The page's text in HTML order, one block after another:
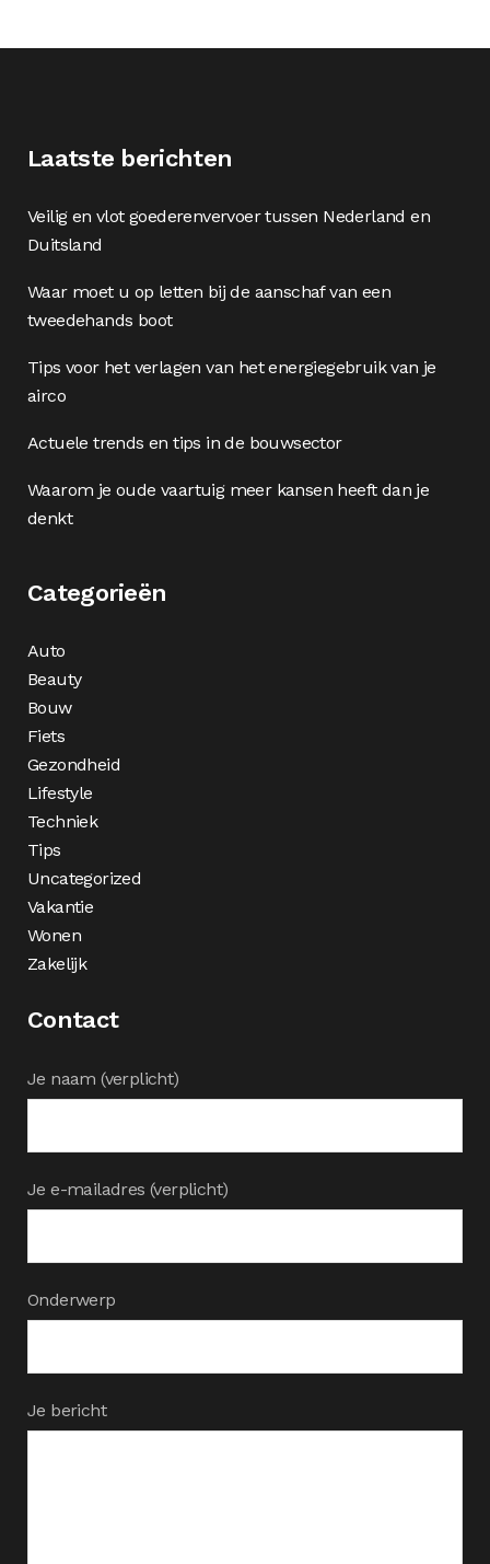
Laatste berichten
Veilig en vlot goederenvervoer tussen Nederland en
Duitsland
Waar moet u op letten bij de aanschaf van een
tweedehands boot
Tips voor het verlagen van het energiegebruik van je
airco
Actuele trends en tips in de bouwsector
Waarom je oude vaartuig meer kansen heeft dan je
denkt
Categorieën
Auto
Beauty
Bouw
Fiets
Gezondheid
Lifestyle
Techniek
Tips
Uncategorized
Vakantie
Wonen
Zakelijk
Contact
Je naam (verplicht)
Je e-mailadres (verplicht)
Onderwerp
Je bericht